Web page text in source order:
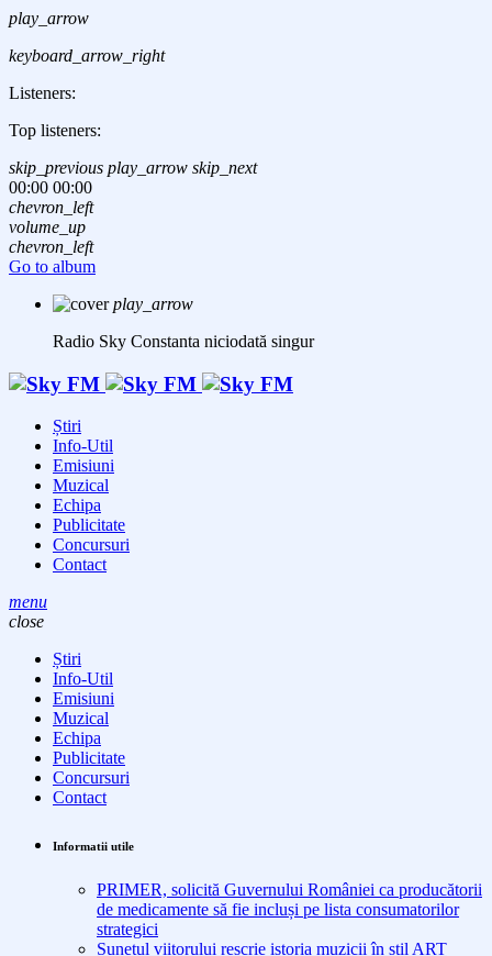
play_arrow
keyboard_arrow_right
Listeners:
Top listeners:
skip_previous play_arrow skip_next
00:00 00:00
chevron_left
volume_up
chevron_left
Go to album
play_arrow
Radio Sky Constanta niciodată singur
Știri
Info-Util
Emisiuni
Muzical
Echipa
Publicitate
Concursuri
Contact
menu
close
Știri
Info-Util
Emisiuni
Muzical
Echipa
Publicitate
Concursuri
Contact
Informatii utile
PRIMER, solicită Guvernului României ca producătorii
de medicamente să fie incluși pe lista consumatorilor
strategici
Sunetul viitorului rescrie istoria muzicii în stil ART